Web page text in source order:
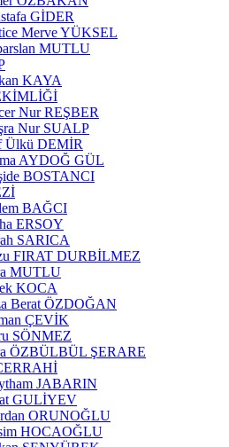
GİDER
Merve YÜKSEL
MUTLU
KAYA
Nur REŞBER
Nur SUALP
Ülkü DEMİR
AYDOĞ GÜL
BOSTANCI
BAĞCI
ERSOY
SARICA
FIRAT DURBİLMEZ
MUTLU
KOCA
Berat ÖZDOĞAN
ÇEVİK
SÖNMEZ
ÖZBÜLBÜL ŞERARE
JABARIN
GULİYEV
ORUNOĞLU
HOCAOĞLU